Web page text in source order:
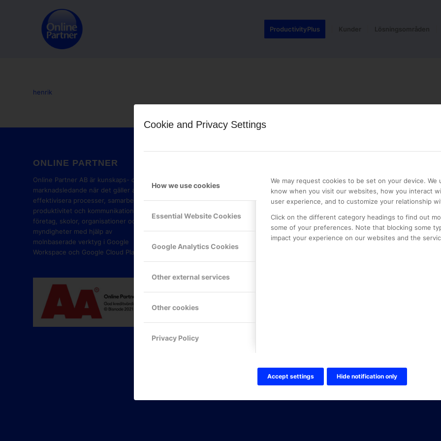
Cookie and Privacy Settings
How we use cookies
Essential Website Cookies
Google Analytics Cookies
Other external services
Other cookies
Privacy Policy
We may request cookies to be set on your device. We
know when you visit our websites, how you interact
user experience, and to customize your relationship
Click on the different category headings to find out
some of your preferences. Note that blocking some
impact your experience on our websites and the
Accept settings Hide notification only
ProductivityPlus Kunder Lösningsområden
henrik
ONLINE PARTNER
Online Partner AB är kunskaps- och
marknadsledande när det gäller att
effektivisera processer, samarbete,
produktivitet och kommunikation i
företag, skolor, organisationer och
myndigheter med hjälp av
molnbaserade verktyg i Google
Workspace och Google Cloud Platform.
ONLINE PARTNER AB
Mejerivägen 3
117 61 Stockholm
Tel: 08-42 00 04 00
Hitta hit